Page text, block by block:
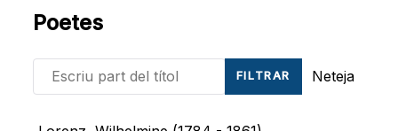
Poetes
Escriu part del títol FILTRAR Neteja